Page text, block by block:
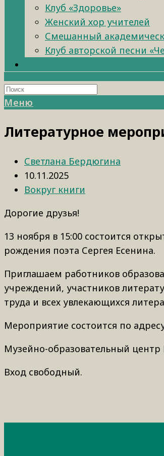
Клуб «Здоровье»
Женский хор учителей
Смешанный
Клуб авторской песни
Меню
Литературное
Светлана Бердюгина
10.11.2025
Вокруг книги
Дорогие друзья!
13 ноября в 15:00 состоится
рождения поэта Сергея Есенина.
Приглашаем работников
учреждений, участников
труда и всех увлекающихся
Мероприятие состоится по
Музейно-образовательный
Вход свободный.